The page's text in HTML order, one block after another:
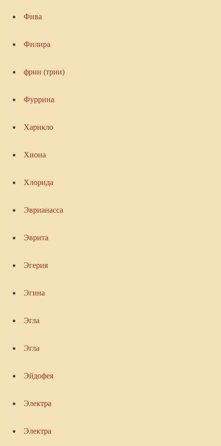
Фива
Филира
фрии (трии)
Фуррина
Харикло
Хиона
Хлорида
Эврианасса
Эврита
Эгерия
Эгина
Эгла
Эгла
Эйдофея
Электра
Электра